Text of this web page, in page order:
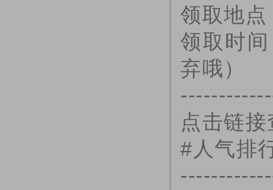
领取地
领取时
弃哦）
点击链
#人气排